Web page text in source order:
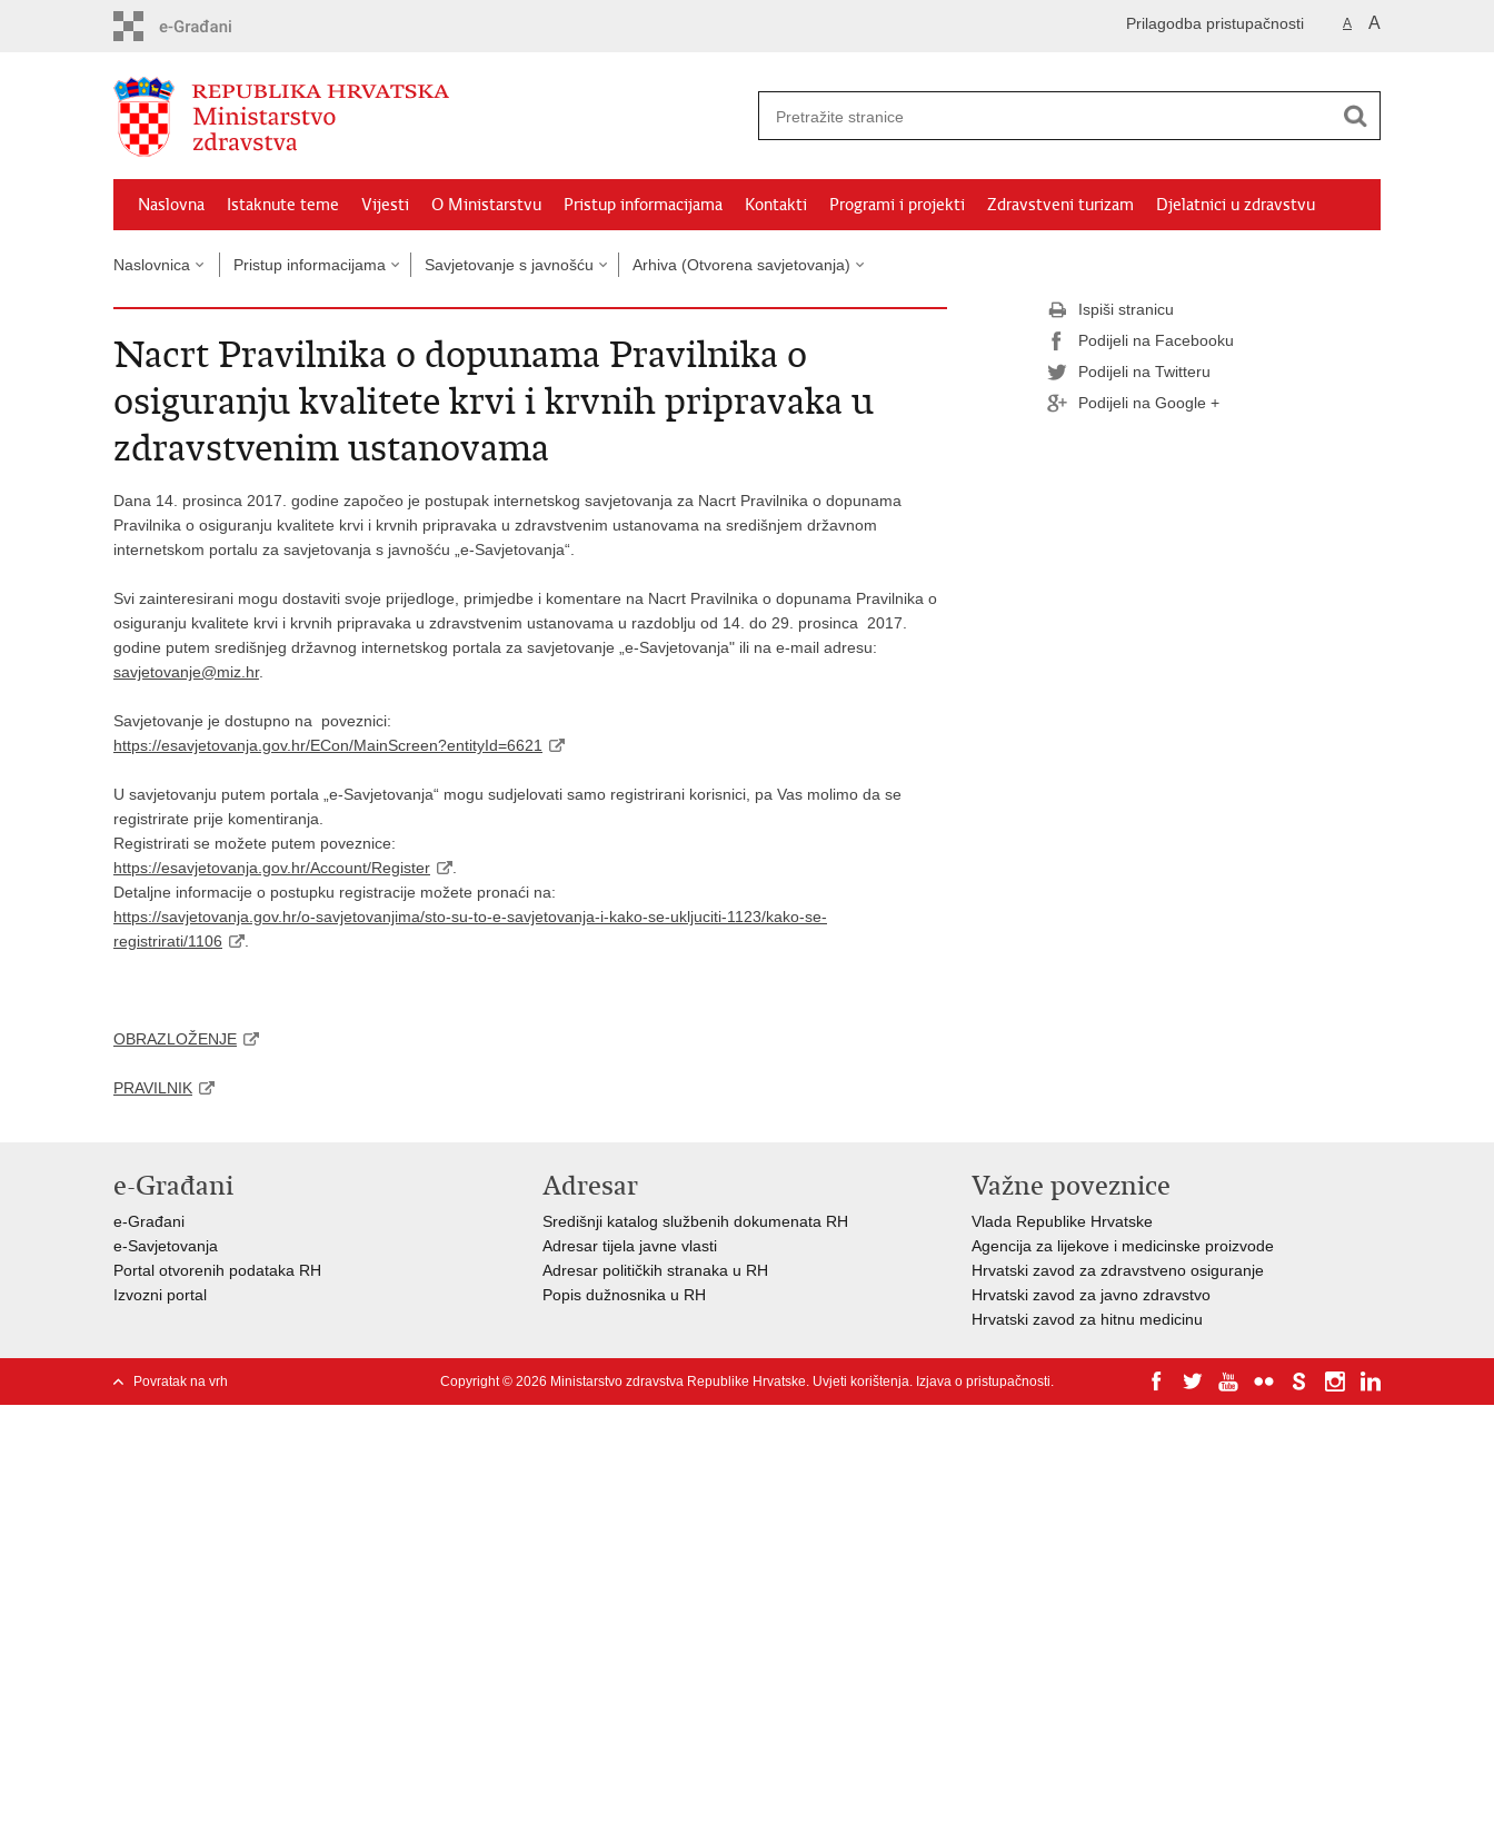
A A
Prilagodba pristupačnosti
Naslovna Istaknute teme Vijesti O Ministarstvu Pristup informacijama Kontakti Programi i projekti Zdravstveni turizam Djelatnici u zdravstvu
Naslovnica Pristup informacijama Savjetovanje s javnošću Arhiva (Otvorena savjetovanja)
Nacrt Pravilnika o dopunama Pravilnika o
osiguranju kvalitete krvi i krvnih pripravaka u
zdravstvenim ustanovama
Dana 14. prosinca 2017. godine započeo je postupak internetskog savjetovanja za Nacrt Pravilnika o dopunama
Pravilnika o osiguranju kvalitete krvi i krvnih pripravaka u zdravstvenim ustanovama na središnjem državnom
internetskom portalu za savjetovanja s javnošću „e-Savjetovanja“.
Svi zainteresirani mogu dostaviti svoje prijedloge, primjedbe i komentare na Nacrt Pravilnika o dopunama Pravilnika o
osiguranju kvalitete krvi i krvnih pripravaka u zdravstvenim ustanovama u razdoblju od 14. do 29. prosinca 2017.
godine putem središnjeg državnog internetskog portala za savjetovanje „e-Savjetovanja" ili na e-mail adresu:
savjetovanje@miz.hr.
Savjetovanje je dostupno na poveznici:
https://esavjetovanja.gov.hr/ECon/MainScreen?entityId=6621
U savjetovanju putem portala „e-Savjetovanja“ mogu sudjelovati samo registrirani korisnici, pa Vas molimo da se
registrirate prije komentiranja.
Registrirati se možete putem poveznice:
https://esavjetovanja.gov.hr/Account/Register
Detaljne informacije o postupku registracije možete pronaći na:
https://savjetovanja.gov.hr/o-savjetovanjima/sto-su-to-e-savjetovanja-i-kako-se-ukljuciti-1123/kako-se-
registrirati/1106
OBRAZLOŽENJE
PRAVILNIK
Ispiši stranicu
Podijeli na Facebooku
Podijeli na Twitteru
Podijeli na Google +
e-Građani
e-Građani
e-Savjetovanja
Portal otvorenih podataka RH
Izvozni portal
Adresar
Središnji katalog službenih dokumenata RH
Adresar tijela javne vlasti
Adresar političkih stranaka u RH
Popis dužnosnika u RH
Važne poveznice
Vlada Republike Hrvatske
Agencija za lijekove i medicinske proizvode
Hrvatski zavod za zdravstveno osiguranje
Hrvatski zavod za javno zdravstvo
Hrvatski zavod za hitnu medicinu
Povratak na vrh Copyright © 2026 Ministarstvo zdravstva Republike Hrvatske. Uvjeti korištenja. Izjava o pristupačnosti.